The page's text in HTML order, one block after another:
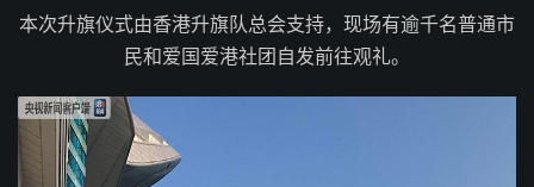
本次升旗仪式由香港升旗队总会支持，现场有逾千名普通市
民和爱国爱港社团自发前往观礼。